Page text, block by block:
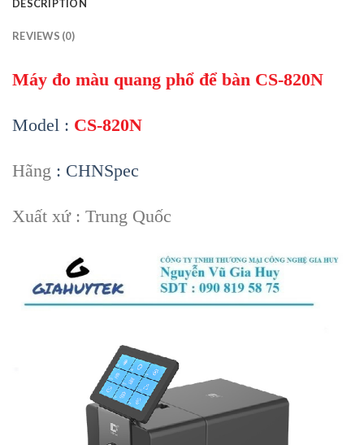
DESCRIPTION
REVIEWS (0)
Máy đo màu quang phổ để bàn CS-820N
Model : CS-820N
Hãng : CHNSpec
Xuất xứ : Trung Quốc